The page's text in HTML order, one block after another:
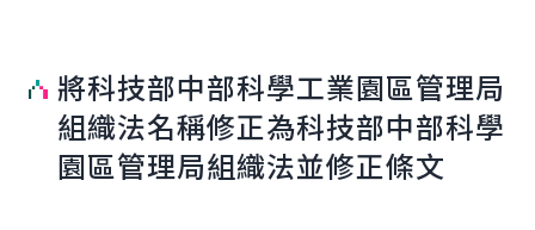
將科技部中部科學工業園區管理局
組織法名稱修正為科技部中部科學
園區管理局組織法並修正條文